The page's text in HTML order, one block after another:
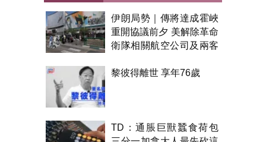
伊朗局勢｜傳將達成霍峽
重開協議前夕 美解除革命
衛隊相關航空公司及兩客
黎彼得離世 享年76歲
TD：通脹巨獸蠶食荷包